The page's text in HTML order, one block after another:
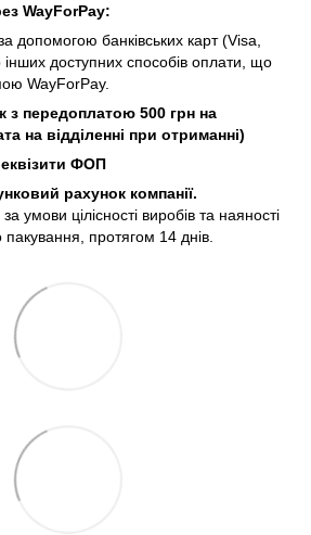
WayForPay:
допомогою банківських карт (Visa,
доступних способів оплати, що
WayForPay.
з передоплатою 500 грн на
на відділенні при отриманні)
ФОП
рахунок компанії.
умови цілісності виробів та наяності
пакування, протягом 14 днів.